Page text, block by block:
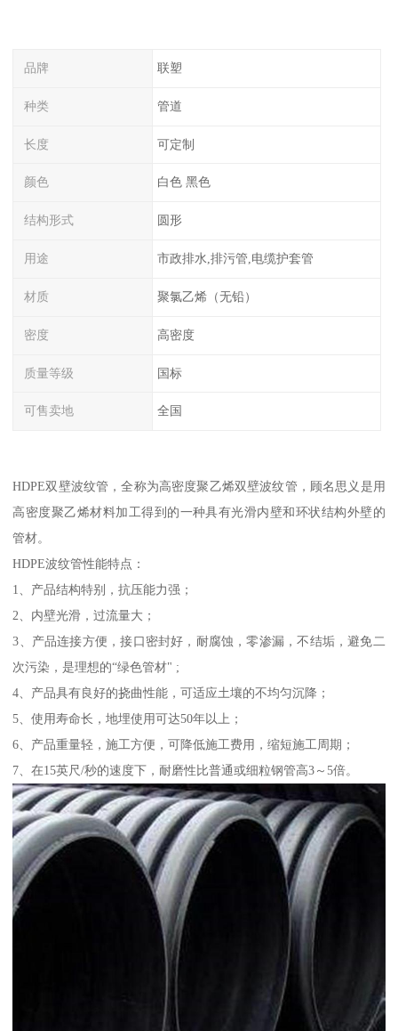
品牌 联塑
种类 管道
长度 可定制
颜色 白色 黑色
结构形式 圆形
用途 市政排水,排污管,电缆护套管
材质 聚氯乙烯（无铅）
密度 高密度
质量等级 国标
可售卖地 全国
HDPE双壁波纹管，全称为高密度聚乙烯双壁波纹管，顾名思义是用
高密度聚乙烯材料加工得到的一种具有光滑内壁和环状结构外壁的
管材。
HDPE波纹管性能特点：
1、产品结构特别，抗压能力强；
2、内壁光滑，过流量大；
3、产品连接方便，接口密封好，耐腐蚀，零渗漏，不结垢，避免二
次污染，是理想的“绿色管材" ;
4、产品具有良好的挠曲性能，可适应土壤的不均匀沉降；
5、使用寿命长，地埋使用可达50年以上；
6、产品重量轻，施工方便，可降低施工费用，缩短施工周期；
7、在15英尺/秒的速度下，耐磨性比普通或细粒钢管高3～5倍。